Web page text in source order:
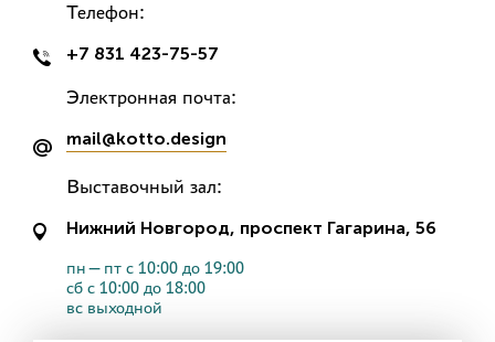
Телефон:
+7 831 423-75-57
Электронная почта:
mail@kotto.design
Выставочный зал:
Нижний Новгород, проспект Гагарина, 56
пн—пт с 10:00 до 19:00
сб с 10:00 до 18:00
вс выходной